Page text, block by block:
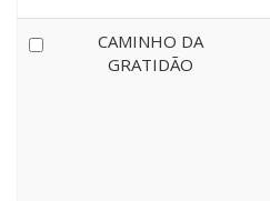
CAMINHO DA
GRATIDÃO